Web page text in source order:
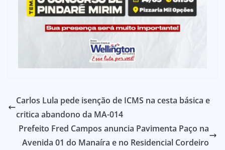
Carlos Lula pede isenção de ICMS na cesta básica e
critica abandono da MA-014
Prefeito Fred Campos anuncia Pavimenta Paço na
Avenida 01 do Manaíra e no Residencial Cordeiro